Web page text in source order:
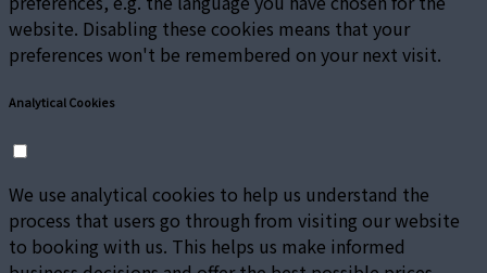
website. Disabling these cookies means that your
preferences won't be remembered on your next visit.
Analytical Cookies
We use analytical cookies to help us understand the
process that users go through from visiting our website
to booking with us. This helps us make informed